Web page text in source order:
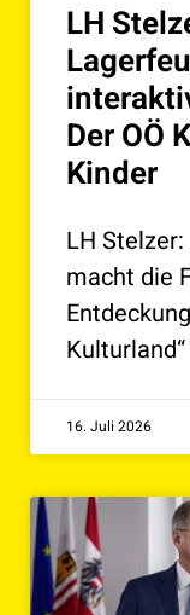
LH
Der OÖ
Kinder
LH
macht die
16. Juli 2026